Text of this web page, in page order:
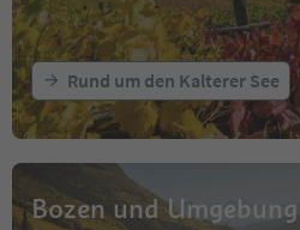
Rund um den Kalterer See
Bozen und Umgebung